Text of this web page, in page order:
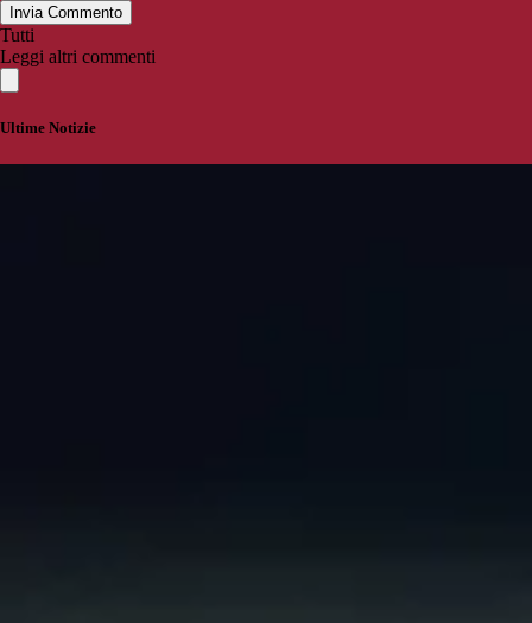
Invia Commento
Tutti
Leggi altri commenti
Ultime Notizie